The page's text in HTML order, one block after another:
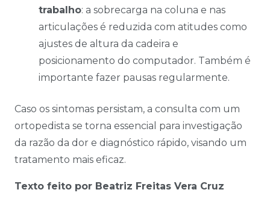
trabalho: a sobrecarga na coluna e nas
articulações é reduzida com atitudes como
ajustes de altura da cadeira e
posicionamento do computador. Também é
importante fazer pausas regularmente.
Caso os sintomas persistam, a consulta com um
ortopedista se torna essencial para investigação
da razão da dor e diagnóstico rápido, visando um
tratamento mais eficaz.
Texto feito por Beatriz Freitas Vera Cruz